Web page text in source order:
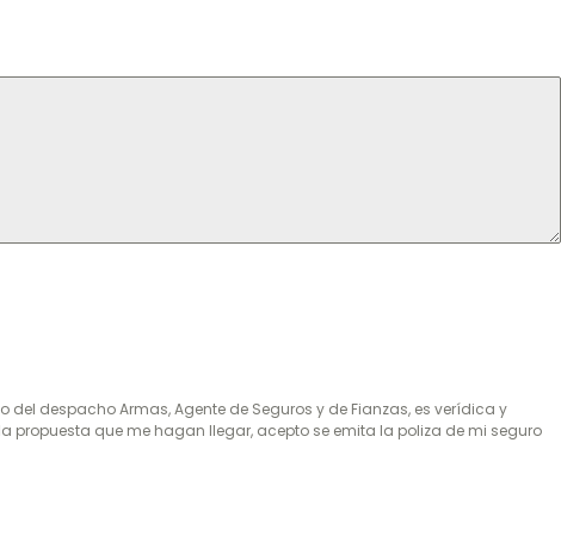
despacho Armas, Agente de Seguros y de Fianzas, es verídica y
propuesta que me hagan llegar, acepto se emita la poliza de mi seguro